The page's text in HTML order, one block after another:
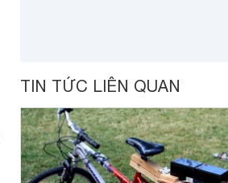
TIN TỨC LIÊN QUAN